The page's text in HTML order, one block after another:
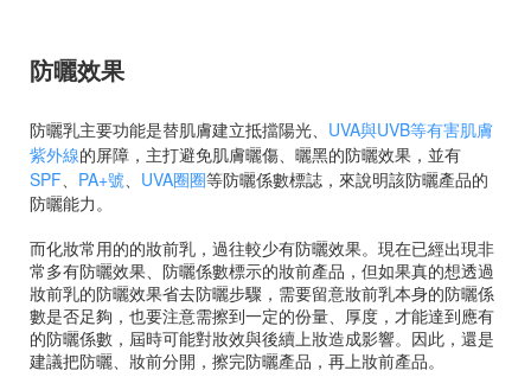
防曬效果
防曬乳主要功能是替肌膚建立抵擋陽光、 UVA與UVB等有害肌膚
紫外線的屏障，主打避免肌膚曬傷、曬黑的防曬效果，並有
SPF
PA+號 UVA圈圈等防曬係數標誌，來說明該防曬產品的
防曬能力。
而化妝常用的的妝前乳，過往較少有防曬效果。現在已經出現非
常多有防曬效果、防曬係數標示的妝前產品，但如果真的想透過
妝前乳的防曬效果省去防曬步驟，需要留意妝前乳本身的防曬係
數是否足夠，也要注意需擦到一定的份量、厚度，才能達到應有
的防曬係數，屆時可能對妝效與後續上妝造成影響。因此，還是
建議把防曬、妝前分開，擦完防曬產品，再上妝前產品。